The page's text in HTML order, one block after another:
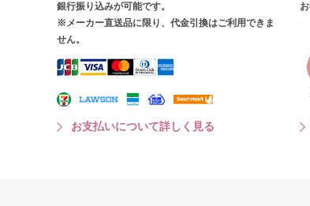
銀行振り込みが可能です。
※メーカー直送品に限り、代金引換はご利用できま
せん。
お支払いについて詳しく見る